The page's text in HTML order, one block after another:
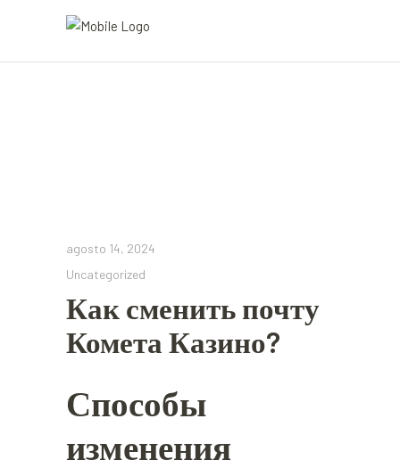
agosto 14, 2024
Uncategorized
Как сменить почту
Комета Казино?
Способы
изменения